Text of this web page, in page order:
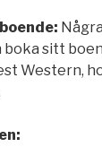
sitt
Western,